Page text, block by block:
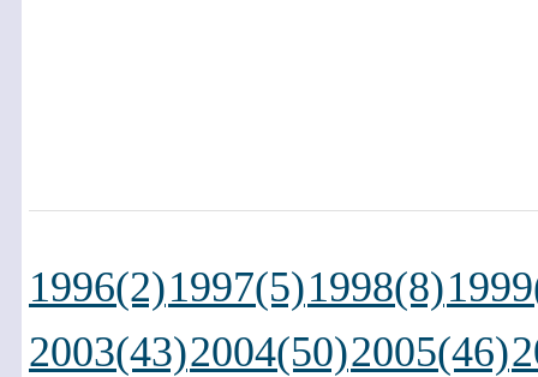
1996(2)1997(5)1998(8)
2003(43)2004(50)2005(46)